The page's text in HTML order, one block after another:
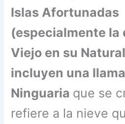
Islas Afortunadas
(especialmente la
Viejo en su
incluyen una
Ninguaria que se
refiere a la nieve